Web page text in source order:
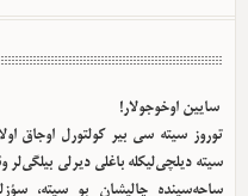
سایین اوخوجولار!
توروز سیته سی بیر کولتورل اوجاق
سیته دیلچی‌لیکله باغلی دیرلی بیلگی‌لر
ساحه‌سینده چالیشان بو سیته،